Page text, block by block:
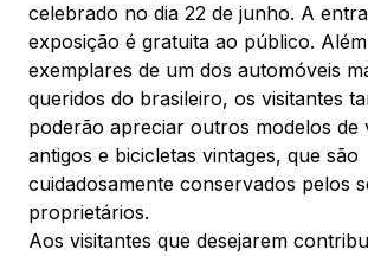
Vitrine Virtual
celebrado no dia 22 de junho. A
exposição é gratuita ao público.
exemplares de um dos automóveis
queridos do brasileiro, os visitantes
poderão apreciar outros modelos de
antigos e bicicletas vintages, que são
cuidadosamente conservados pelos
proprietários.
Aos visitantes que desejarem